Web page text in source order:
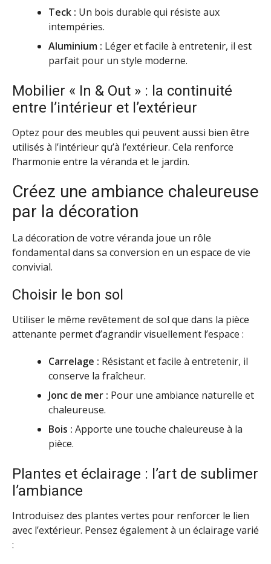
Teck : Un bois durable qui résiste aux
intempéries.
Aluminium : Léger et facile à entretenir, il est
parfait pour un style moderne.
Mobilier « In & Out » : la continuité
entre l’intérieur et l’extérieur
Optez pour des meubles qui peuvent aussi bien être
utilisés à l’intérieur qu’à l’extérieur. Cela renforce
l’harmonie entre la véranda et le jardin.
Créez une ambiance chaleureuse
par la décoration
La décoration de votre véranda joue un rôle
fondamental dans sa conversion en un espace de vie
convivial.
Choisir le bon sol
Utiliser le même revêtement de sol que dans la pièce
attenante permet d’agrandir visuellement l’espace :
Carrelage : Résistant et facile à entretenir, il
conserve la fraîcheur.
Jonc de mer : Pour une ambiance naturelle et
chaleureuse.
Bois : Apporte une touche chaleureuse à la
pièce.
Plantes et éclairage : l’art de sublimer
l’ambiance
Introduisez des plantes vertes pour renforcer le lien
avec l’extérieur. Pensez également à un éclairage varié
: